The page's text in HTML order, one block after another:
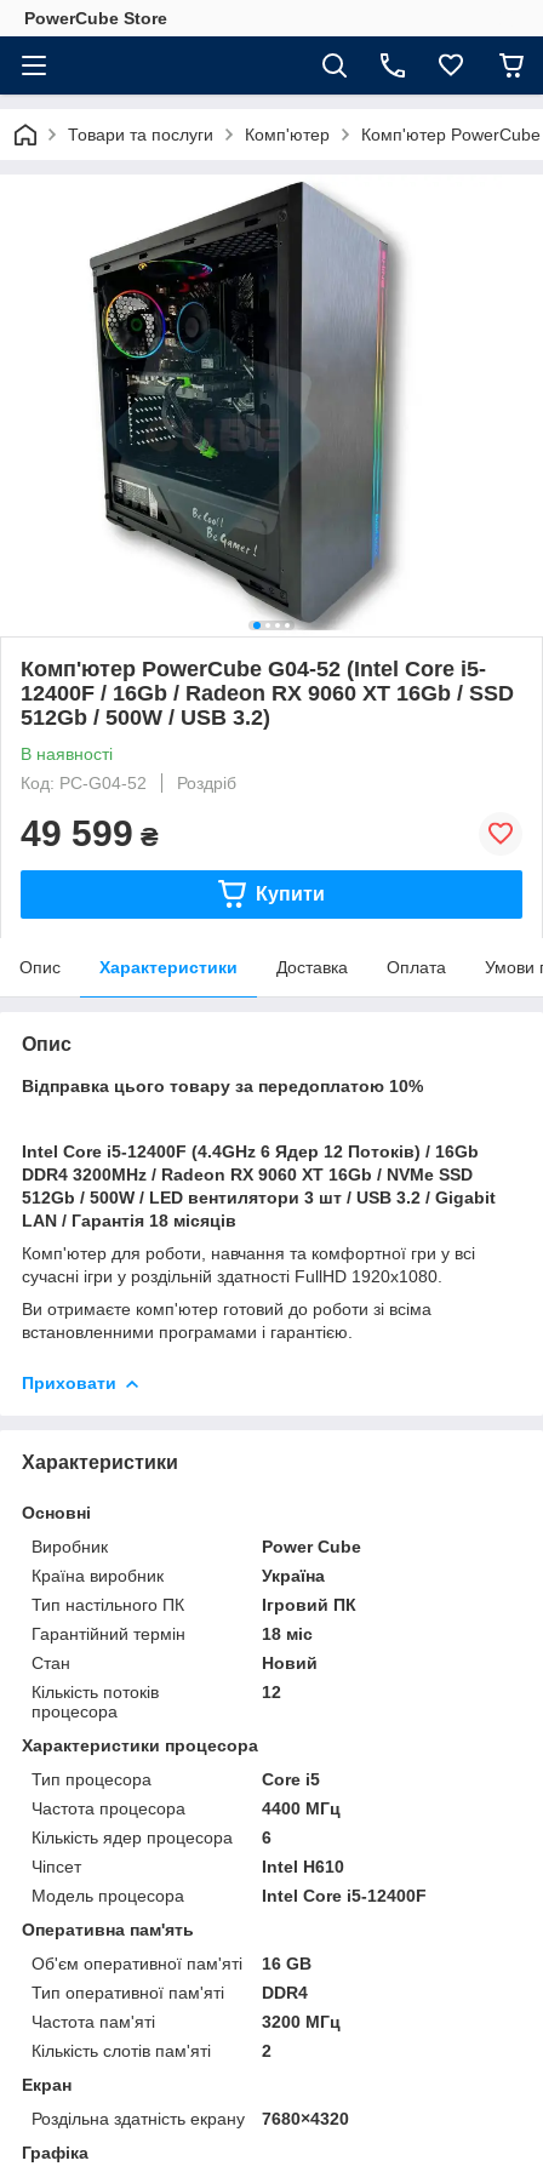
PowerCube Store
Товари та послуги Комп'ютер Комп'ютер
Комп'ютер PowerCube G04-52 (Intel Core i5-
12400F / 16Gb / Radeon RX 9060 XT 16Gb / SSD
512Gb / 500W / USB 3.2)
В наявності
Код: PC-G04-52
Роздріб
49 599 ₴
Купити
Опис Характеристики Доставка Оплата Умови
Опис
Відправка цього товару за передоплатою 10%
Intel Core i5-12400F (4.4GHz 6 Ядер 12 Потоків) / 16Gb
DDR4 3200MHz / Radeon RX 9060 XT 16Gb / NVMe SSD
512Gb / 500W / LED вентилятори 3 шт / USB 3.2 / Gigabit
LAN / Гарантія 18 місяців
Комп'ютер для роботи, навчання та комфортної гри у всі
сучасні ігри у роздільній здатності FullHD 1920x1080.
Ви отримаєте комп'ютер готовий до роботи зі всіма
встановленними програмами і гарантією.
Приховати
Характеристики
Основні
Виробник
Power Cube
Країна виробник
Україна
Тип настільного ПК
Ігровий ПК
Гарантійний термін
18 міс
Стан
Новий
Кількість потоків
процесора
12
Характеристики процесора
Тип процесора
Core i5
Частота процесора
4400 МГц
Кількість ядер процесора
6
Чіпсет
Intel H610
Модель процесора
Intel Core i5-12400F
Оперативна пам'ять
Об'єм оперативної пам'яті
16 GB
Тип оперативної пам'яті
DDR4
Частота пам'яті
3200 МГц
Кількість слотів пам'яті
2
Екран
Роздільна здатність екрану
7680×4320
Графіка